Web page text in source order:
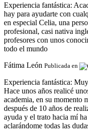
Experiencia fantástica:
hay para ayudarte con
en especial Celia, una
profesional, casi nativa
profesores con unos
todo el mundo
Fátima León Publicada en
Experiencia fantástica:
Hace unos años realicé
academia, en su momento
después de 10 años de
ayuda y el trato hacia mí
aclarándome todas las